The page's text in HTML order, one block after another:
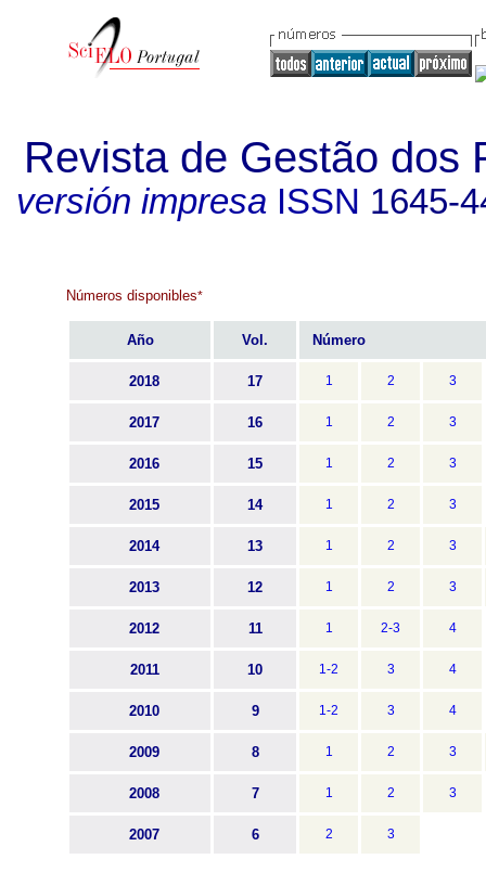
Revista de Gestão dos
versión impresaISSN 1645-
Números disponibles*
Año Vol. Número
2018 17 1 2 3
2017 16 1 2 3
2016 15 1 2 3
2015 14 1 2 3
2014 13 1 2 3
2013 12 1 2 3
2012 11 1 2-3 4
2011 10 1-2 3 4
2010 9 1-2 3 4
2009 8 1 2 3
2008 7 1 2 3
2007 6 2 3